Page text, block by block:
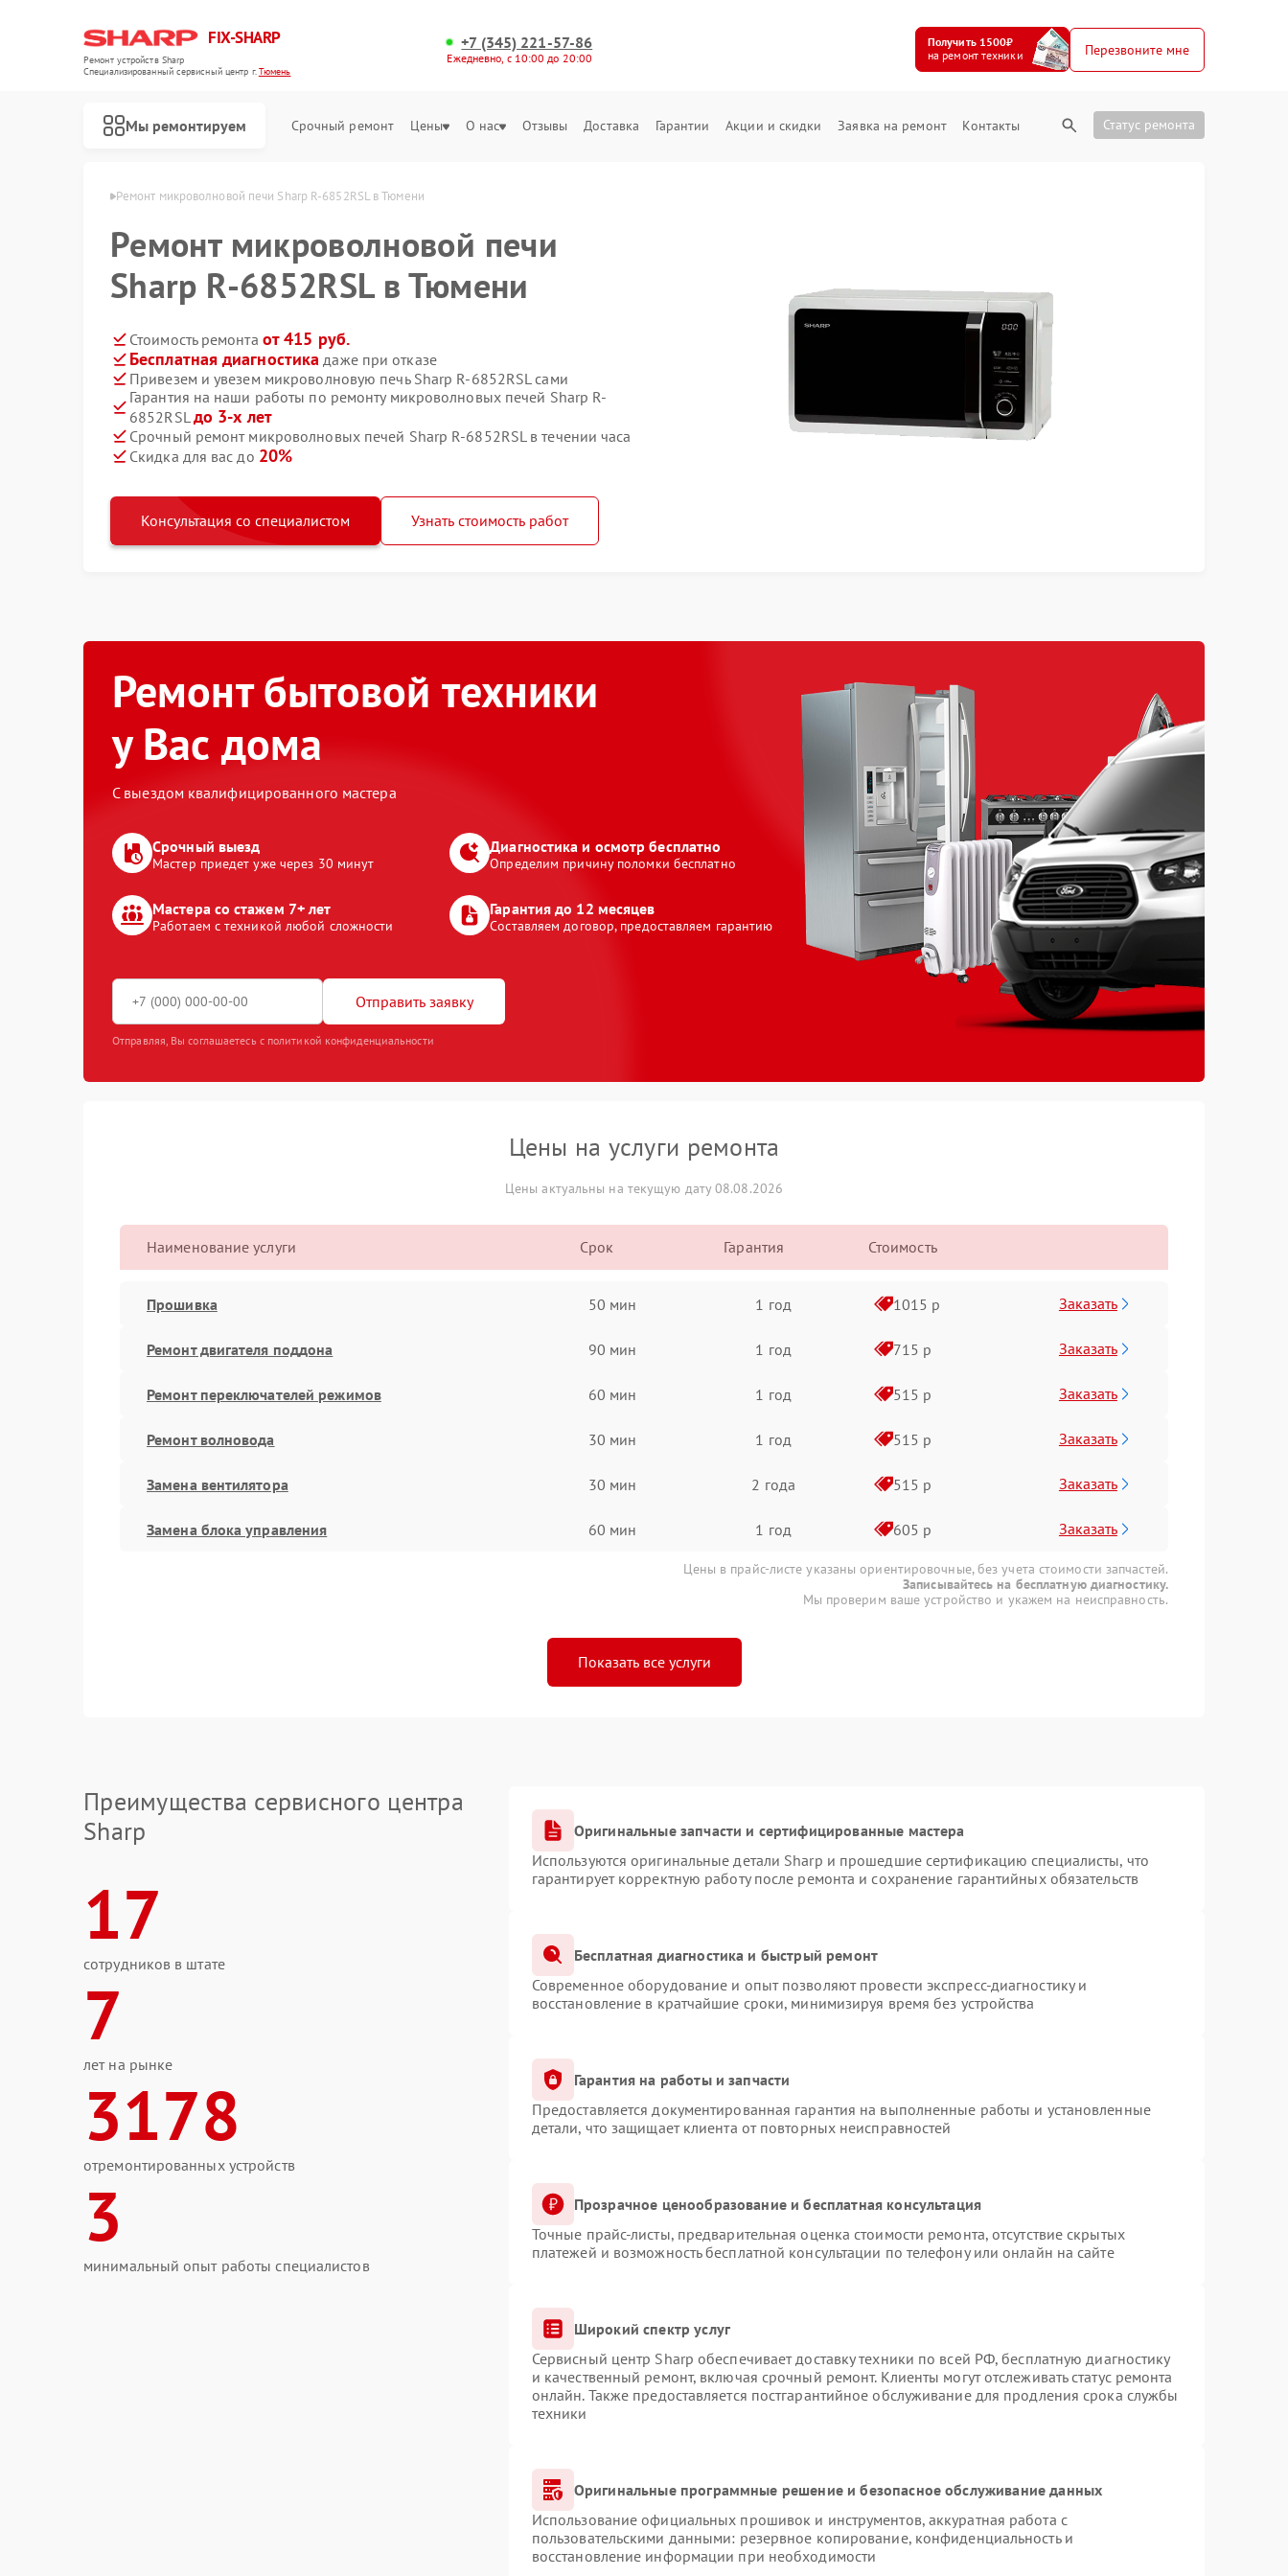
FIX-SHARP
Ремонт устройств Sharp
Специализированный cервисный центр г.Тюмень
+7 (345) 221-57-86
Ежедневно, с 10:00 до 20:00
Получить 1500₽
на ремонт техники
Перезвоните мне
Мы ремонтируем Срочный ремонт Цены О нас Отзывы Доставка Гарантии Акции и скидки Заявка на ремонт Контакты Статус ремонта
Ремонт микроволновой печи Sharp R-6852RSL в Тюмени
Ремонт микроволновой печи
Sharp R-6852RSL в Тюмени
Стоимость ремонта от 415 руб.
Бесплатная диагностика даже при отказе
Привезем и увезем микроволновую печь Sharp R-6852RSL сами
Гарантия на наши работы по ремонту микроволновых печей Sharp R-
6852RSLдо 3-х лет
Срочный ремонт микроволновых печей Sharp R-6852RSL в течении часа
Скидка для вас до 20%
Консультация со специалистом Узнать стоимость работ
Ремонт бытовой техники
у Вас дома
С выездом квалифицированного мастера
Срочный выезд
Мастер приедет уже через 30 минут
Диагностика и осмотр бесплатно
Определим причину поломки бесплатно
Мастера со стажем 7+ лет
Работаем с техникой любой сложности
Гарантия до 12 месяцев
Составляем договор, предоставляем гарантию
Отправить заявку
Отправляя, Вы соглашаетесь с политикой конфиденциальности
Цены на услуги ремонта
Цены актуальны на текущую дату 08.08.2026
Наименование услуги Срок Гарантия Стоимость
Прошивка 50 мин 1 год 1015 р Заказать
Ремонт двигателя поддона 90 мин 1 год 715 р Заказать
Ремонт переключателей режимов 60 мин 1 год 515 р Заказать
Ремонт волновода 30 мин 1 год 515 р Заказать
Замена вентилятора 30 мин 2 года 515 р Заказать
Замена блока управления 60 мин 1 год 605 р Заказать
Цены в прайс-листе указаны ориентировочные, без учета стоимости запчастей.
Записывайтесь на бесплатную диагностику.
Мы проверим ваше устройство и укажем на неисправность.
Показать все услуги
Преимущества сервисного центра
Sharp
17
сотрудников в штате
7
лет на рынке
3178
отремонтированных устройств
3
минимальный опыт работы специалистов
Оригинальные запчасти и сертифицированные мастера
Используются оригинальные детали Sharp и прошедшие сертификацию специалисты, что
гарантирует корректную работу после ремонта и сохранение гарантийных обязательств
Бесплатная диагностика и быстрый ремонт
Современное оборудование и опыт позволяют провести экспресс-диагностику и
восстановление в кратчайшие сроки, минимизируя время без устройства
Гарантия на работы и запчасти
Предоставляется документированная гарантия на выполненные работы и установленные
детали, что защищает клиента от повторных неисправностей
Прозрачное ценообразование и бесплатная консультация
Точные прайс-листы, предварительная оценка стоимости ремонта, отсутствие скрытых
платежей и возможность бесплатной консультации по телефону или онлайн на сайте
Широкий спектр услуг
Сервисный центр Sharp обеспечивает доставку техники по всей РФ, бесплатную диагностику
и качественный ремонт, включая срочный ремонт. Клиенты могут отслеживать статус ремонта
онлайн. Также предоставляется постгарантийное обслуживание для продления срока службы
техники
Оригинальные программные решение и безопасное обслуживание данных
Использование официальных прошивок и инструментов, аккуратная работа с
пользовательскими данными: резервное копирование, конфиденциальность и
восстановление информации при необходимости